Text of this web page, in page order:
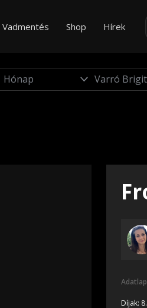
Vadmentés Shop Hírek
Adatlap
Díjak: